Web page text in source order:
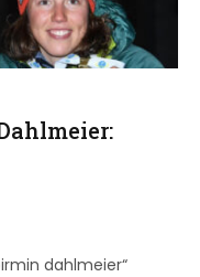
dahlmeier“